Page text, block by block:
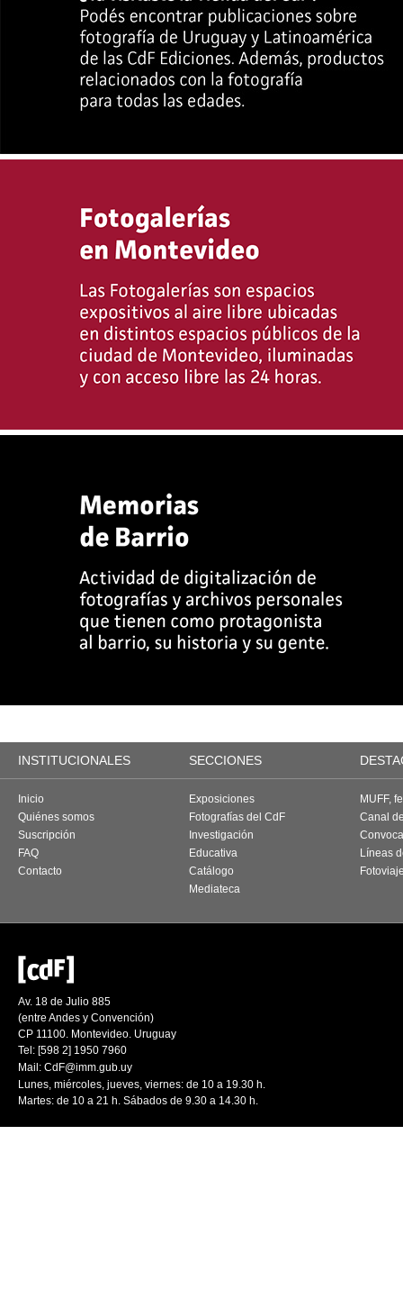
INSTITUCIONALES SECCIONES
Inicio
Quiénes somos
Suscripción
FAQ
Contacto
Exposiciones
Fotografías del CdF
Investigación
Educativa
Catálogo
Mediateca
MUFF,
Canal
Líneas
Av. 18 de Julio 885
(entre Andes y Convención)
CP 11100. Montevideo. Uruguay
Tel: [598 2] 1950 7960
Mail: CdF@imm.gub.uy
Lunes, miércoles, jueves, viernes: de 10 a 19.30 h.
Martes: de 10 a 21 h. Sábados de 9.30 a 14.30 h.